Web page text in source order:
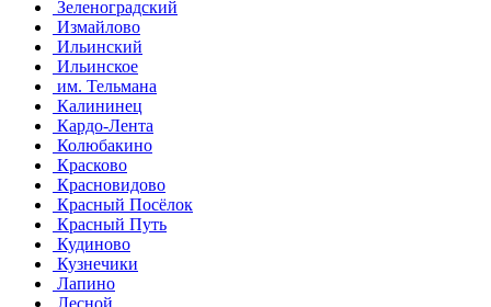
Зеленоградский
Измайлово
Ильинский
Ильинское
им. Тельмана
Калининец
Кардо-Лента
Колюбакино
Красково
Красновидово
Красный Посёлок
Красный Путь
Кудиново
Кузнечики
Лапино